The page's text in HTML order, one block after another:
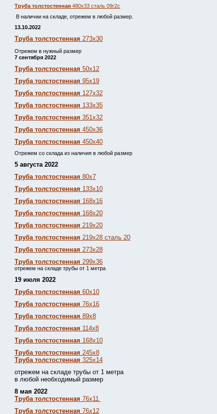
Труба толстостенная 480х33 сталь 09г2с
В наличии на складе, отрежем в любой размер.
13.10.2022
Труба толстостенная 273х30
Отрежем в нужный размер
7 сентября 2022
Труба толстостенная 50х12
Труба толстостенная 95х19
Труба толстостенная 127х32
Труба толстостенная 133х35
Труба толстостенная 351х32
Труба толстостенная 450х36
Труба толстостенная 450х40
Отрежем со склада из наличия в любой размер
5 августа 2022
Труба толстостенная 80х7
Труба толстостенная 133х10
Труба толстостенная 168х16
Труба толстостенная 168х20
Труба толстостенная 219х20
Труба толстостенная 219х28 сталь 20
Труба толстостенная 273х28
Труба толстостенная 299х36
отрежем на складе трубы от 1 метра
19 июля 2022
Труба толстостенная 60х10
Труба толстостенная 76х16
Труба толстостенная 89х8
Труба толстостенная 114х8
Труба толстостенная 168х10
Труба толстостенная 245х8
Труба толстостенная 325х14
отрежем на складе трубы от 1 метра
в любой необходимый размер
8 мая 2022
Труба толстостенная 76х11
Труба толстостенная 76х12